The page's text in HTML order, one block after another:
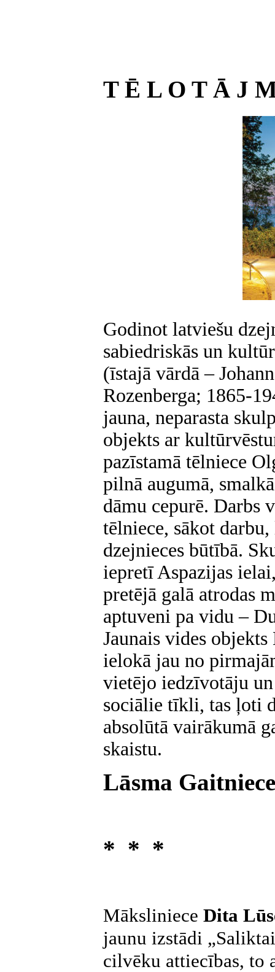
T Ē L O T Ā J
Godinot latviešu
sabiedriskās un
(īstajā vārdā –
Rozenberga; 1865-
jauna, neparasta
objekts ar
pazīstamā tēlniece
pilnā augumā,
dāmu cepurē. Darbs
tēlniece, sākot
dzejnieces būtībā.
iepretī Aspazijas
pretējā galā atrodas
aptuveni pa vidu –
Jaunais vides
ielokā jau no
vietējo iedzīvotāju
sociālie tīkli, tas ļoti
absolūtā vairākumā
skaistu.
Lāsma Gaitniece
* * *
Māksliniece Dita
jaunu izstādi
cilvēku attiecības, to